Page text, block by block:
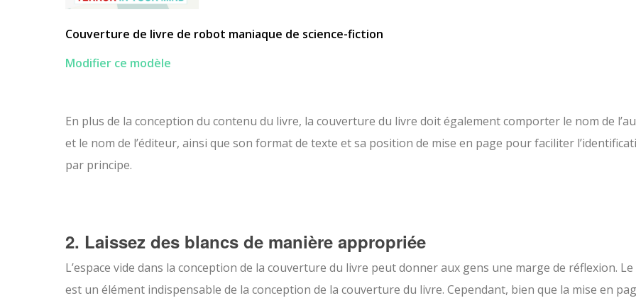
Couverture de livre de robot maniaque de science-fiction
Modifier ce modèle
En plus de la conception du contenu du livre, la couverture du livre doit également comporter le nom de
et le nom de l’éditeur, ainsi que son format de texte et sa position de mise en page pour faciliter
par principe.
2. Laissez des blancs de manière appropriée
L’espace vide dans la conception de la couverture du livre peut donner aux gens une marge de réflexion.
est un élément indispensable de la conception de la couverture du livre. Cependant, bien que la mise en